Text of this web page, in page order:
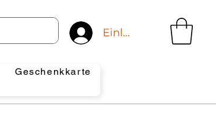
Einloggen
Geschenkkarte